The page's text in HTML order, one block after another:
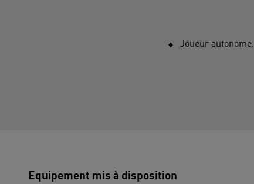
Joueur autonome.
Equipement mis à disposition